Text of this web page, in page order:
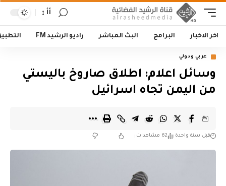
أأ
اخر الاخبار البرامج البث المباشر راديو الرشيد FM
عربي ودولي
وسائل اعلام: اطلاق صاروخ باليستي
من اليمن تجاه اسرائيل
قبل سنة واحدة 62 مشاهدات